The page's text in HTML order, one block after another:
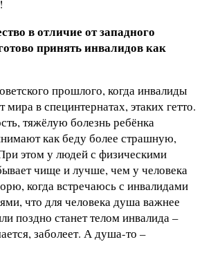
в отличие от западного
принять инвалидов как
прошлого, когда инвалиды
в специнтернатах, этаких гетто.
тяжёлую болезнь ребёнка
как беду более страшную,
этом у людей с физическими
чище и лучше, чем у человека
когда встречаюсь с инвалидами
что для человека душа важнее
поздно станет телом инвалида –
заболеет. А душа-то –